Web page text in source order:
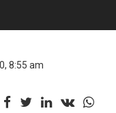
8:55 am